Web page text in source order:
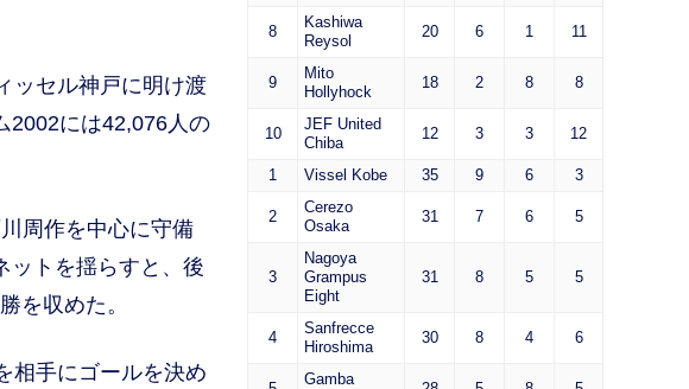
ッセル神戸に明け渡
2002には42,076人の
周作を中心に守備
ットを揺らすと、後
を収めた。
相手にゴールを決め
8
Kashiwa
Reysol
20 6 1 11
9
Mito
Hollyhock
18 2 8 8
10
JEF United
Chiba
12 3 3 12
1 Vissel Kobe 35 9 6 3
2
Cerezo
Osaka
31 7 6 5
3
Nagoya
Grampus
Eight
31 8 5 5
4
Sanfrecce
Hiroshima
30 8 4 6
Gamba